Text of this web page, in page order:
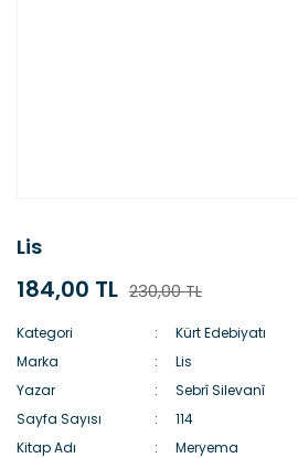
Lis
184,00 TL 230,00 TL
Kategori
Kürt Edebiyatı
Marka
Lis
Yazar
Sebrî Silevanî
Sayfa Sayısı
114
Kitap Adı
Meryema